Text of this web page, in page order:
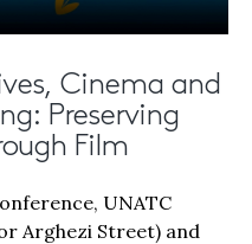
Cinema and
Preserving
Film
UNATC
Arghezi Street) and